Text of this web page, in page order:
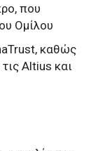
που
Ομίλου
καθώς
Altius και